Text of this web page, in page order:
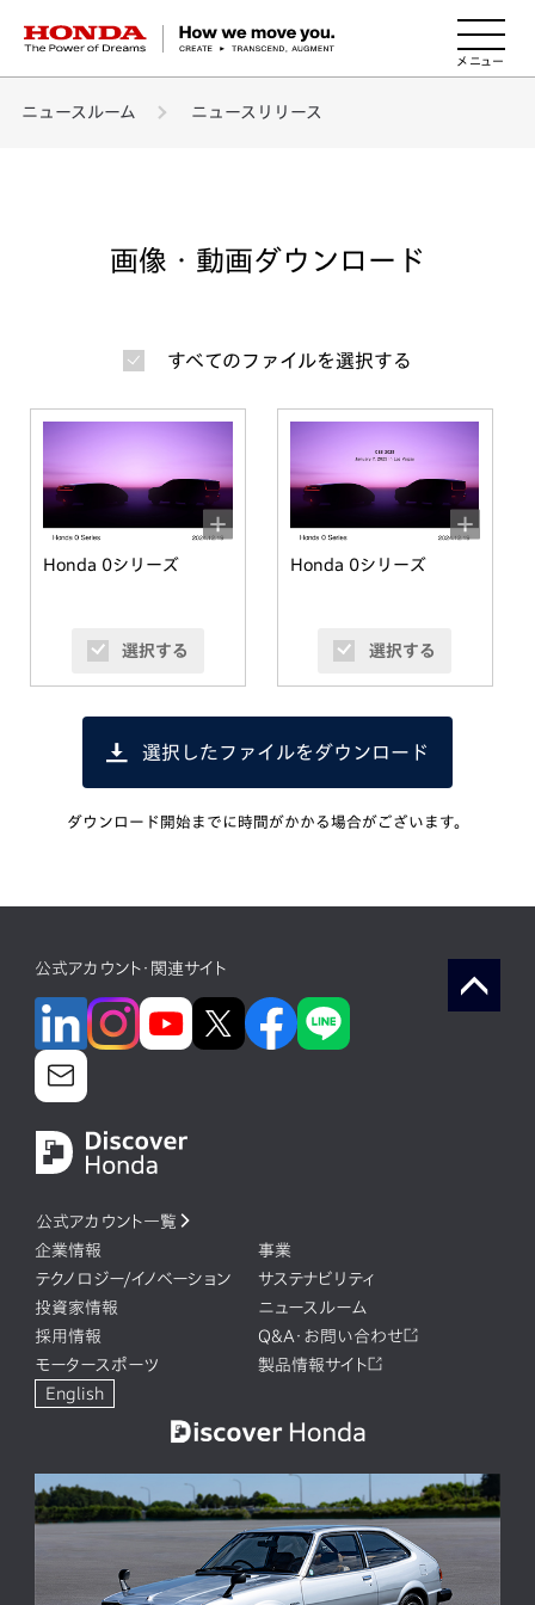
HONDA The Power of Dreams
ニュースルーム ニュースリリース
画像・動画ダウンロード
すべてのファイルを選択する
Honda 0シリーズ
選択する
Honda 0シリーズ
選択する
選択したファイルをダウンロード
ダウンロード開始までに時間がかかる場合がございます。
公式アカウント・関連サイト
公式アカウント一覧
企業情報
事業
テクノロジー/イノベーション
サステナビリティ
投資家情報
ニュースルーム
採用情報
Q&A・お問い合わせ
モータースポーツ
製品情報サイト
English